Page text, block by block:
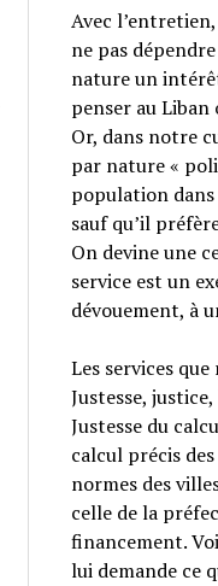
Avec
ne pas
nature un
penser au
Or, dans notre
par nature «
population dans
sauf qu’il
On devine une
service est un
dévouement, à
Les services
Justesse,
Justesse du
calcul précis
normes des
celle de la
financement.
lui demande ce